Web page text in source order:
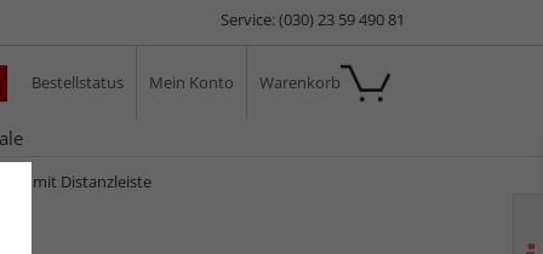
Service: (030) 23 59 490 81
Bestellstatus Mein Konto Warenkorb
mit Distanzleiste